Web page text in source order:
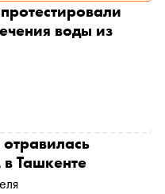
воды из
Ташкенте